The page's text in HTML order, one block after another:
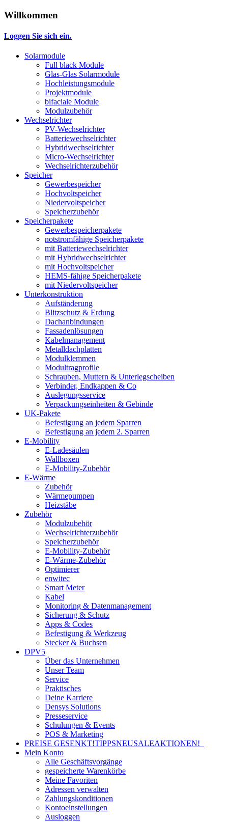
Willkommen
Loggen Sie sich ein.
Solarmodule
Full black Module
Glas-Glas Solarmodule
Hochleistungsmodule
Projektmodule
bifaciale Module
Modulzubehör
Wechselrichter
PV-Wechselrichter
Batteriewechselrichter
Hybridwechselrichter
Micro-Wechselrichter
Wechselrichterzubehör
Speicher
Gewerbespeicher
Hochvoltspeicher
Niedervoltspeicher
Speicherzubehör
Speicherpakete
Gewerbespeicherpakete
notstromfähige Speicherpakete
mit Batteriewechselrichter
mit Hybridwechselrichter
mit Hochvoltspeicher
HEMS-fähige Speicherpakete
mit Niedervoltspeicher
Unterkonstruktion
Aufständerung
Blitzschutz & Erdung
Dachanbindungen
Fassadenlösungen
Kabelmanagement
Metalldachplatten
Modulklemmen
Modultragprofile
Schrauben, Muttern & Unterlegscheiben
Verbinder, Endkappen & Co
Auslegungsservice
Verpackungseinheiten & Gebinde
UK-Pakete
Befestigung an jedem Sparren
Befestigung an jedem 2. Sparren
E-Mobility
E-Ladesäulen
Wallboxen
E-Mobility-Zubehör
E-Wärme
Zubehör
Wärmepumpen
Heizstäbe
Zubehör
Modulzubehör
Wechselrichterzubehör
Speicherzubehör
E-Mobility-Zubehör
E-Wärme-Zubehör
Optimierer
enwitec
Smart Meter
Kabel
Monitoring & Datenmanagement
Sicherung & Schutz
Apps & Codes
Befestigung & Werkzeug
Stecker & Buchsen
DPV5
Über das Unternehmen
Unser Team
Service
Praktisches
Deine Karriere
Densys Solutions
Presseservice
Schulungen & Events
POS & Marketing
PREISE GESENKT!TIPPSNEUSALEAKTIONEN!
Mein Konto
Alle Geschäftsvorgänge
gespeicherte Warenkörbe
Meine Favoriten
Adressen verwalten
Zahlungskonditionen
Kontoeinstellungen
Ausloggen